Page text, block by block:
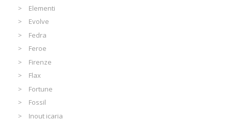
Elementi
Evolve
Fedra
Feroe
Firenze
Flax
Fortune
Fossil
Inout icaria